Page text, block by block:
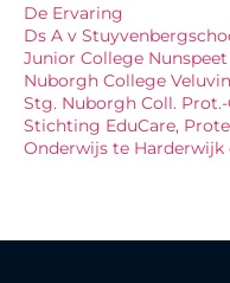
De Ervaring
Ds A v
Junior College Nunspeet
Nuborgh College
Stg. Nuborgh Coll.
Stichting EduCare,
Onderwijs te Harderwijk